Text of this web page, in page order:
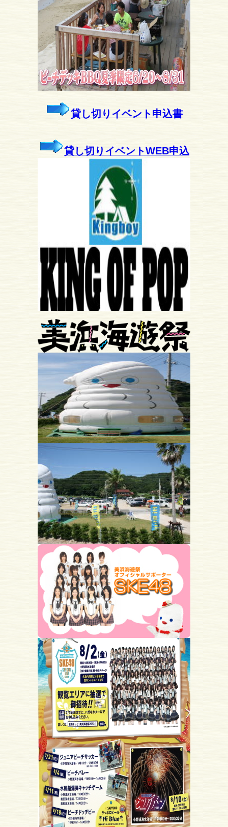
貸し切りイベント申込書
貸し切りイベントWEB申込